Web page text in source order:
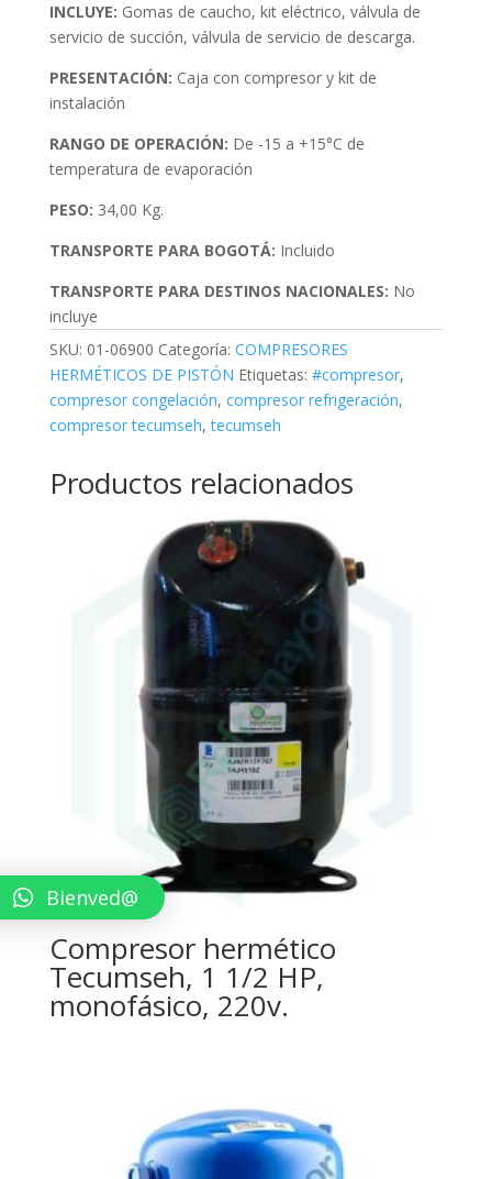
INCLUYE: Gomas de caucho, kit eléctrico, válvula de
servicio de succión, válvula de servicio de descarga.
PRESENTACIÓN: Caja con compresor y kit de
instalación
RANGO DE OPERACIÓN: De -15 a +15°C de
temperatura de evaporación
PESO: 34,00 Kg.
TRANSPORTE PARA BOGOTÁ: Incluido
TRANSPORTE PARA DESTINOS NACIONALES: No
incluye
SKU: 01-06900 Categoría: COMPRESORES
HERMÉTICOS DE PISTÓN Etiquetas: #compresor,
compresor congelación, compresor refrigeración,
compresor tecumseh,tecumseh
Productos relacionados
Compresor hermético
Tecumseh, 1 1/2 HP,
monofásico, 220v.
Bienved@